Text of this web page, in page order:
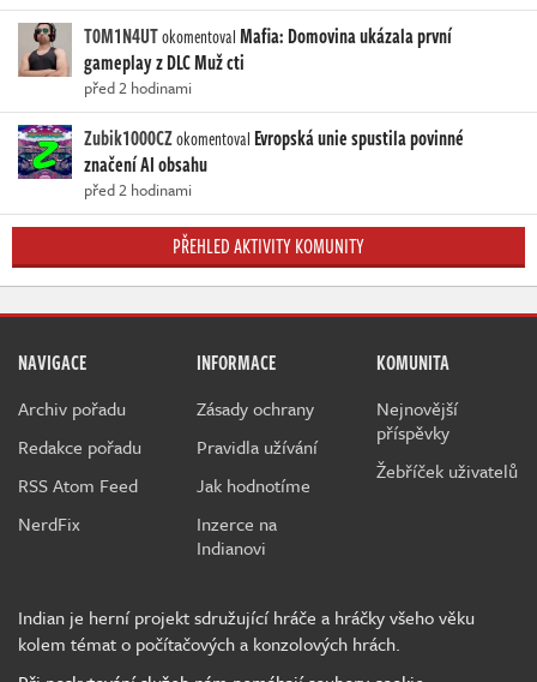
T0M1N4UTokomentovalMafia: Domovina ukázala první
gameplay z DLC Muž cti
před 2 hodinami
Zubik1000CZokomentoval Evropská unie spustila povinné
značení AI obsahu
před 2 hodinami
PŘEHLED AKTIVITY KOMUNITY
NAVIGACE
Archiv pořadu
Redakce pořadu
RSS Atom Feed
NerdFix
INFORMACE
Zásady ochrany
Pravidla užívání
Jak hodnotíme
Inzerce na
Indianovi
KOMUNITA
Nejnovější
příspěvky
Žebříček uživatelů
Indian je herní projekt sdružující hráče a hráčky všeho věku
kolem témat o počítačových a konzolových hrách.